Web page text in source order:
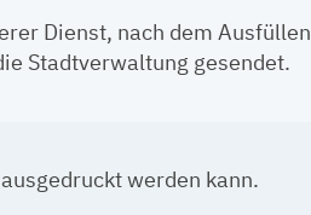
Dienst, nach dem Ausfüllen
Stadtverwaltung gesendet.
werden kann.